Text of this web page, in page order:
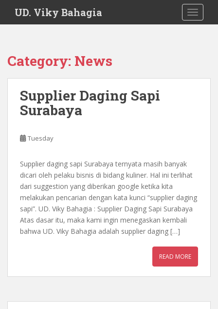
i
UD. Viky Bahagia
Category: News
Supplier Daging Sapi
Surabaya
Tuesday
Supplier daging sapi Surabaya ternyata masih banyak
dicari oleh pelaku bisnis di bidang kuliner. Hal ini terlihat
dari suggestion yang diberikan google ketika kita
melakukan pencarian dengan kata kunci “supplier daging
sapi”. UD. Viky Bahagia : Supplier Daging Sapi Surabaya
Atas dasar itu, maka kami ingin menegaskan kembali
bahwa UD. Viky Bahagia adalah supplier daging […]
READ MORE